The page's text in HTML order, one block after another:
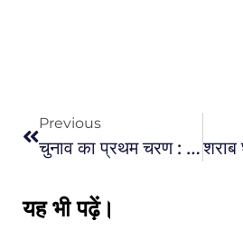
Previous
चुनाव का प्रथम चरण : 19 अप्रैल को बस्तर में मतदान, 300 से ज्यादा बूथ संवेदनशील, चप्पे-चप्पे पर जवान तैनात
यह भी पढ़ें।